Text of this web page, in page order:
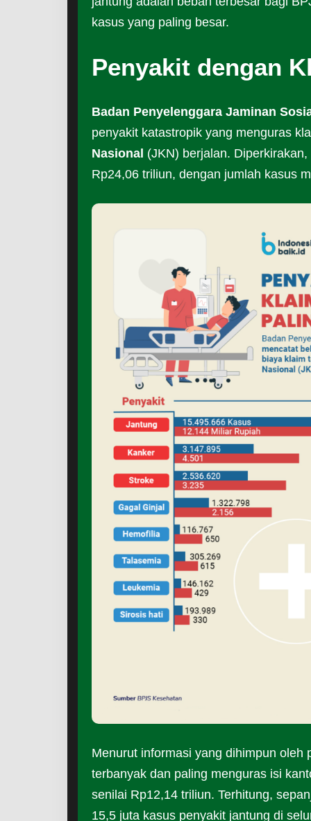
kasus yang paling besar.
Penyakit dengan
Badan Penyelenggara Jaminan
penyakit katastropik yang menguras
Nasional (JKN) berjalan.
Rp24,06 triliun, dengan jumlah kasus
Menurut informasi yang dihimpun oleh
terbanyak dan paling menguras isi
senilai Rp12,14 triliun. Terhitung,
15,5 juta kasus penyakit jantung di